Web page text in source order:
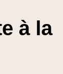
à la